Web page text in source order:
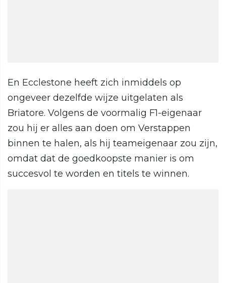
En Ecclestone heeft zich inmiddels op
ongeveer dezelfde wijze uitgelaten als
Briatore. Volgens de voormalig F1-eigenaar
zou hij er alles aan doen om Verstappen
binnen te halen, als hij teameigenaar zou zijn,
omdat dat de goedkoopste manier is om
succesvol te worden en titels te winnen.